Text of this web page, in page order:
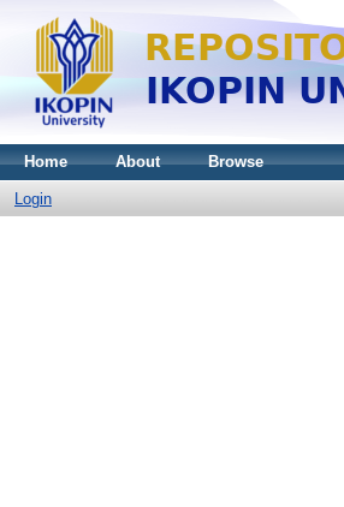
Home About Browse
Login